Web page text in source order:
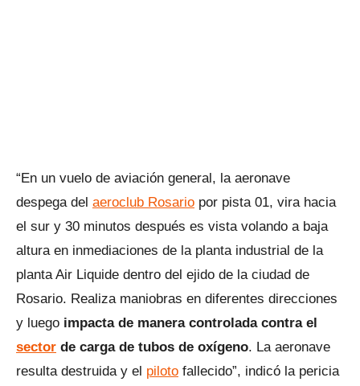
“En un vuelo de aviación general, la aeronave
despega del aeroclub Rosario por pista 01, vira hacia
el sur y 30 minutos después es vista volando a baja
altura en inmediaciones de la planta industrial de la
planta Air Liquide dentro del ejido de la ciudad de
Rosario. Realiza maniobras en diferentes direcciones
y luego impacta de manera controlada contra el
sector de carga de tubos de oxígeno. La aeronave
resulta destruida y el piloto fallecido”, indicó la pericia